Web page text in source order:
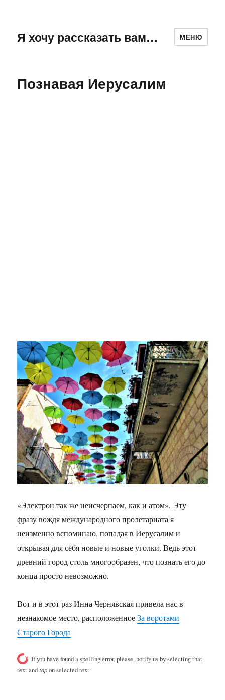
Я хочу рассказать вам… МЕНЮ
Познавая Иерусалим
«Электрон так же неисчерпаем, как и атом». Эту
фразу вождя международного пролетариата я
неизменно вспоминаю, попадая в Иерусалим и
открывая для себя новые и новые уголки. Ведь этот
древний город столь многообразен, что познать его до
конца просто невозможно.
Вот и в этот раз Инна Чернявская привела нас в
незнакомое место, расположенноеЗа воротами
Старого Города
If you have found a spelling error, please, notify us by selecting that
text andtapon selected text.